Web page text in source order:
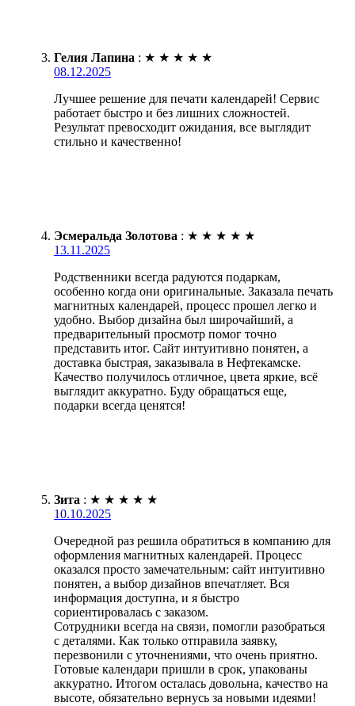
Гелия Лапина : ★ ★ ★ ★ ★
08.12.2025
Лучшее решение для печати календарей! Сервис
работает быстро и без лишних сложностей.
Результат превосходит ожидания, все выглядит
стильно и качественно!
Эсмеральда Золотова : ★ ★ ★ ★ ★
13.11.2025
Родственники всегда радуются подаркам,
особенно когда они оригинальные. Заказала печать
магнитных календарей, процесс прошел легко и
удобно. Выбор дизайна был широчайший, а
предварительный просмотр помог точно
представить итог. Сайт интуитивно понятен, а
доставка быстрая, заказывала в Нефтекамске.
Качество получилось отличное, цвета яркие, всё
выглядит аккуратно. Буду обращаться еще,
подарки всегда ценятся!
Зита : ★ ★ ★ ★ ★
10.10.2025
Очередной раз решила обратиться в компанию для
оформления магнитных календарей. Процесс
оказался просто замечательным: сайт интуитивно
понятен, а выбор дизайнов впечатляет. Вся
информация доступна, и я быстро
сориентировалась с заказом.
Сотрудники всегда на связи, помогли разобраться
с деталями. Как только отправила заявку,
перезвонили с уточнениями, что очень приятно.
Готовые календари пришли в срок, упакованы
аккуратно. Итогом осталась довольна, качество на
высоте, обязательно вернусь за новыми идеями!